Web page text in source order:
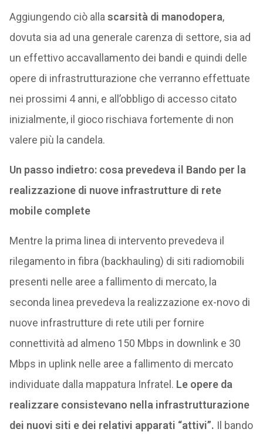
Aggiungendo ciò alla scarsità di manodopera,
dovuta sia ad una generale carenza di settore, sia ad
un effettivo accavallamento dei bandi e quindi delle
opere di infrastrutturazione che verranno effettuate
nei prossimi 4 anni, e all’obbligo di accesso citato
inizialmente, il gioco rischiava fortemente di non
valere più la candela.
Un passo indietro: cosa prevedeva il Bando per la
realizzazione di nuove infrastrutture di rete
mobile complete
Mentre la prima linea di intervento prevedeva il
rilegamento in fibra (backhauling) di siti radiomobili
presenti nelle aree a fallimento di mercato, la
seconda linea prevedeva la realizzazione ex-novo di
nuove infrastrutture di rete utili per fornire
connettività ad almeno 150 Mbps in downlink e 30
Mbps in uplink nelle aree a fallimento di mercato
individuate dalla mappatura Infratel. Le opere da
realizzare consistevano nella infrastrutturazione
dei nuovi siti e dei relativi apparati “attivi”. Il bando